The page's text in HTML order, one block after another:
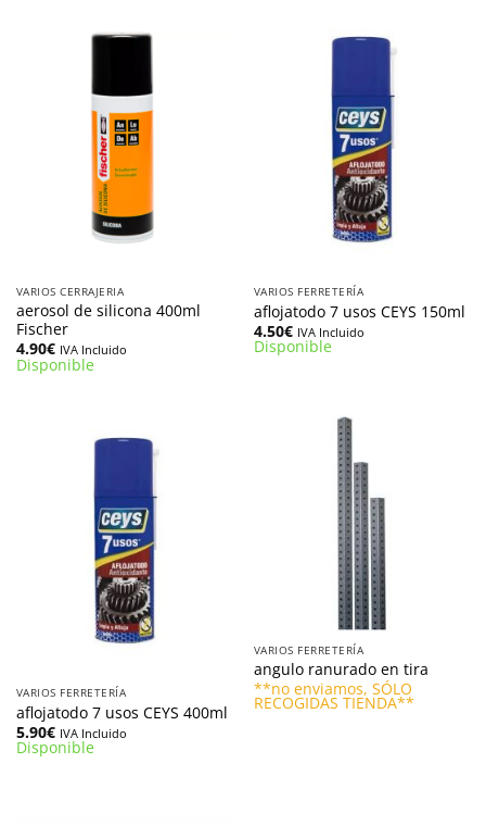
VARIOS CERRAJERIA
aerosol de silicona 400ml
Fischer
4.90€ IVA Incluido
Disponible
VARIOS FERRETERÍA
aflojatodo 7 usos CEYS 150ml
4.50€ IVA Incluido
Disponible
VARIOS FERRETERÍA
aflojatodo 7 usos CEYS 400ml
5.90€ IVA Incluido
Disponible
VARIOS FERRETERÍA
angulo ranurado en tira
**no enviamos, SÓLO
RECOGIDAS TIENDA**